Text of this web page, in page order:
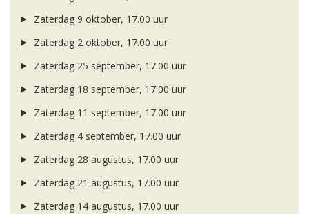
Zaterdag 9 oktober, 17.00 uur
Zaterdag 2 oktober, 17.00 uur
Zaterdag 25 september, 17.00 uur
Zaterdag 18 september, 17.00 uur
Zaterdag 11 september, 17.00 uur
Zaterdag 4 september, 17.00 uur
Zaterdag 28 augustus, 17.00 uur
Zaterdag 21 augustus, 17.00 uur
Zaterdag 14 augustus, 17.00 uur